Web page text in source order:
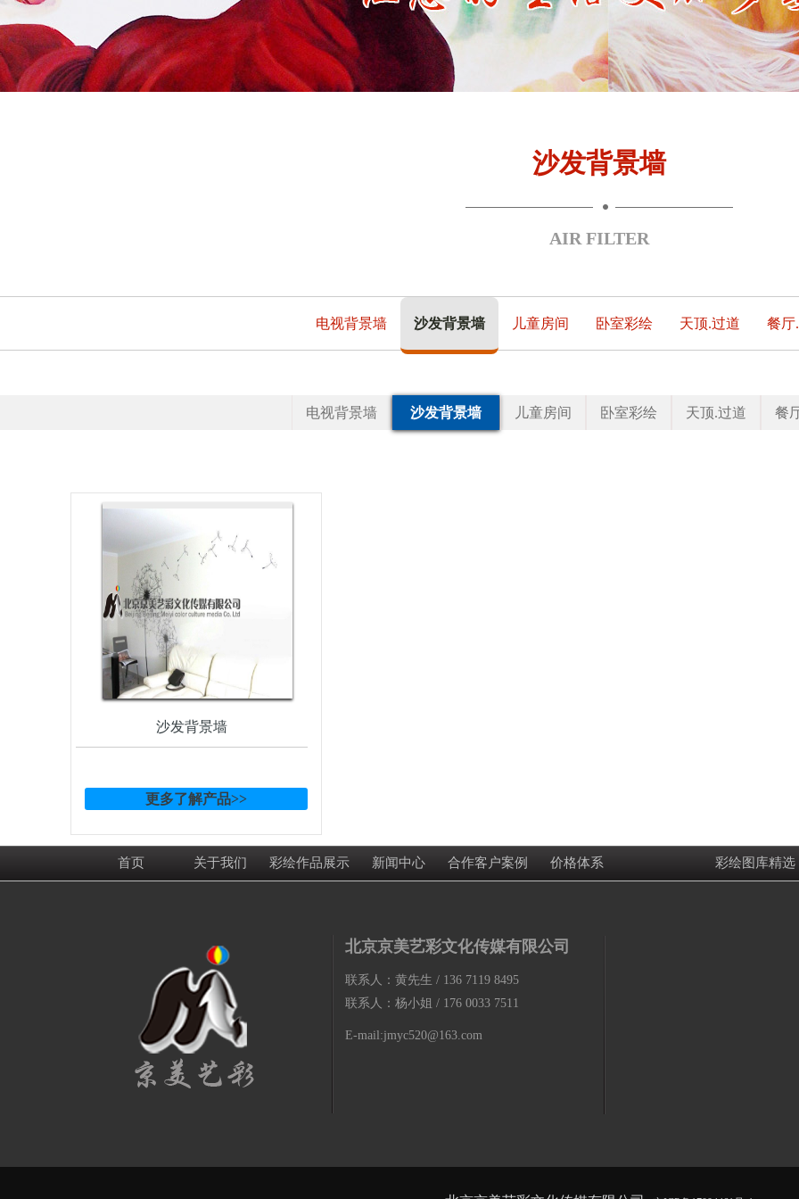
沙发背景墙
AIR FILTER
电视背景墙 沙发背景墙 儿童房间 卧室彩绘 天顶.过道 餐厅
电视背景墙 沙发背景墙 儿童房间 卧室彩绘 天顶.过道 餐
沙发背景墙
更多了解产品>>
首页 关于我们 彩绘作品展示 新闻中心 合作客户案例 价格体系 彩绘图库精选
北京京美艺彩文化传媒有限公司
联系人：黄先生 / 136 7119 8495
联系人：杨小姐 / 176 0033 7511
E-mail:jmyc520@163.com